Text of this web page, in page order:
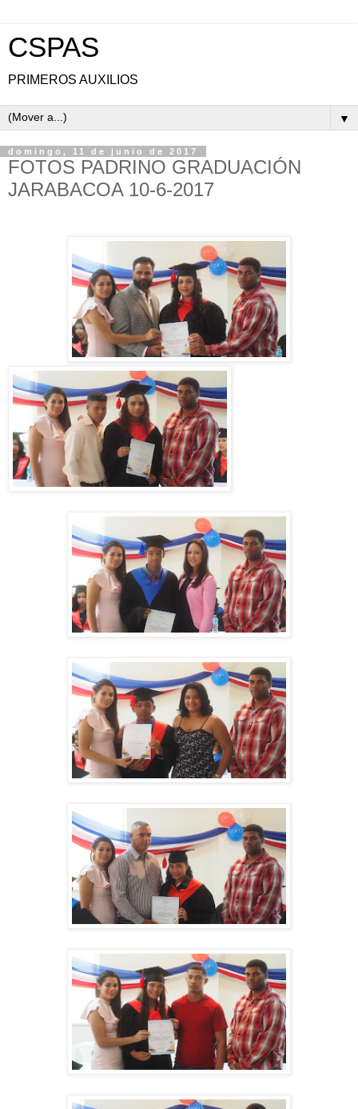
CSPAS
PRIMEROS AUXILIOS
▼
domingo, 11 de junio de 2017
FOTOS PADRINO GRADUACIÓN
JARABACOA 10-6-2017